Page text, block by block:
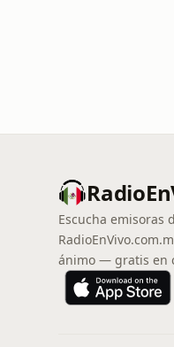
Escucha emisoras
ánimo — gratis en